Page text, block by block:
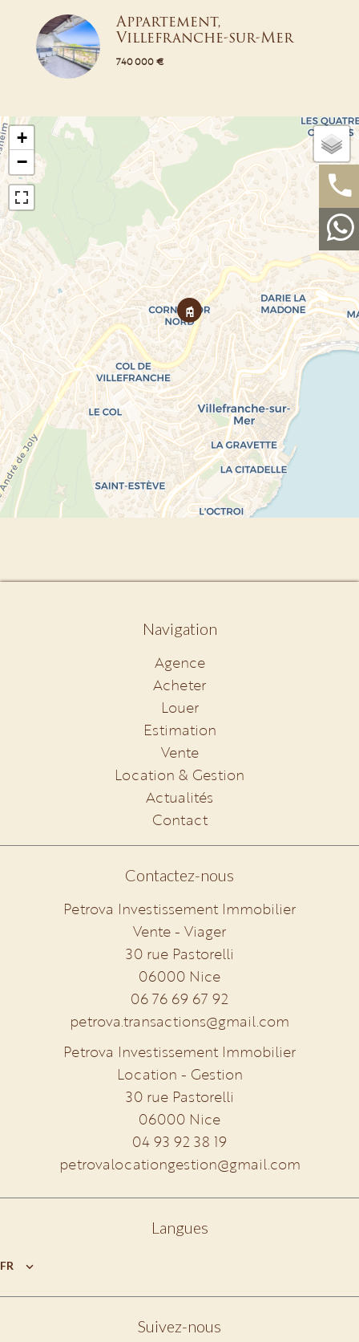
Appartement,
Villefranche-sur-Mer
740 000 €
+
−
Navigation
Agence
Acheter
Louer
Estimation
Vente
Location & Gestion
Actualités
Contact
Contactez-nous
Petrova Investissement Immobilier
Vente - Viager
30 rue Pastorelli
06000 Nice
06 76 69 67 92
petrova.transactions@gmail.com
Petrova Investissement Immobilier
Location - Gestion
30 rue Pastorelli
06000 Nice
04 93 92 38 19
petrovalocationgestion@gmail.com
Langues
FR
Suivez-nous